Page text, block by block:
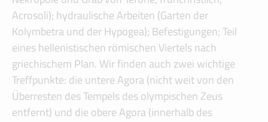
Acrosoli); hydraulische Arbeiten (Garten der
Kolymbetra und der Hypogea); Befestigungen; Teil
eines hellenistischen römischen Viertels nach
griechischem Plan. Wir finden auch zwei wichtige
Treffpunkte: die untere Agora (nicht weit von den
Überresten des Tempels des olympischen Zeus
entfernt) und die obere Agora (innerhalb des